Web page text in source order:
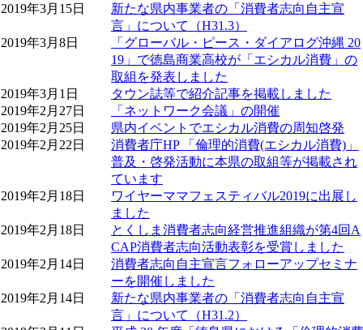
2019年3月15日
新たな県内事業者の「消費者志向自主宣
言」について（H31.3）
2019年3月8日
「グローバル・ピース・ダイアログ沖縄 20
19」で徳島商業高校が「エシカル消費」の
取組を発表しました
2019年3月1日
タウン誌等で紹介記事を掲載しました
2019年2月27日
「ネットワーク会議」の開催
2019年2月25日
県内イベントでエシカル消費の周知啓発
2019年2月22日
消費者庁HP 「倫理的消費(エシカル消費)」
普及・啓発活動に本県の取組等が掲載され
ています
2019年2月18日
ワイヤーママフェスティバル2019に出展し
ました
2019年2月18日
とくしま消費者志向経営推進組織が第4回A
CAP消費者志向活動表彰を受賞しました
2019年2月14日
消費者志向自主宣言フォローアップセミナ
ーを開催しました
2019年2月14日
新たな県内事業者の「消費者志向自主宣
言」について（H31.2）